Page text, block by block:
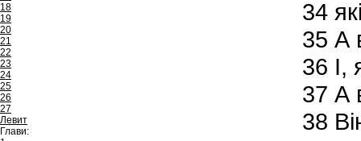
18
19
20
21
22
23
24
25
26
27
Левит
Глави:
34
35 А
36 І,
37 А
38